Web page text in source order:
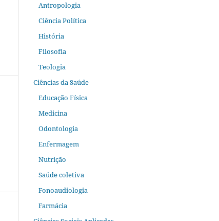
Antropologia
Ciência Política
História
Filosofia
Teologia
Ciências da Saúde
Educação Física
Medicina
Odontologia
Enfermagem
Nutrição
Saúde coletiva
Fonoaudiologia
Farmácia